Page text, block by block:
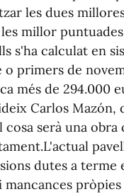
les dues
millor
s'ha calculat en
primers de
més de 294.000
Carlos Mazón,
cosa serà una
dutes a terme